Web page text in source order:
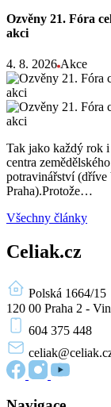
Ozvěny 21. Fóra
akci
4. 8. 2026 Akce
Tak jako každý rok
centra
potravinářství
Praha).Protože…
Všechny články
Celiak.cz
Polská 1664/15
120 00 Praha 2 -
604 375 448
celiak